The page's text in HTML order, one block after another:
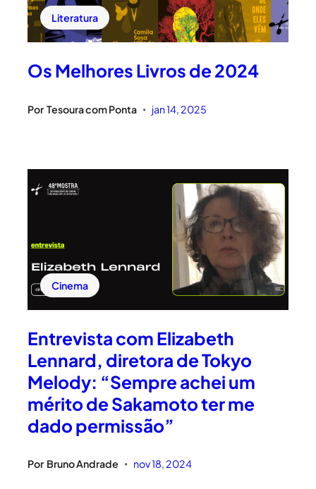
Literatura
Os Melhores Livros de 2024
Por Tesoura com Ponta • jan 14, 2025
Cinema
Entrevista com Elizabeth
Lennard, diretora de Tokyo
Melody: “Sempre achei um
mérito de Sakamoto ter me
dado permissão”
Por Bruno Andrade • nov 18, 2024